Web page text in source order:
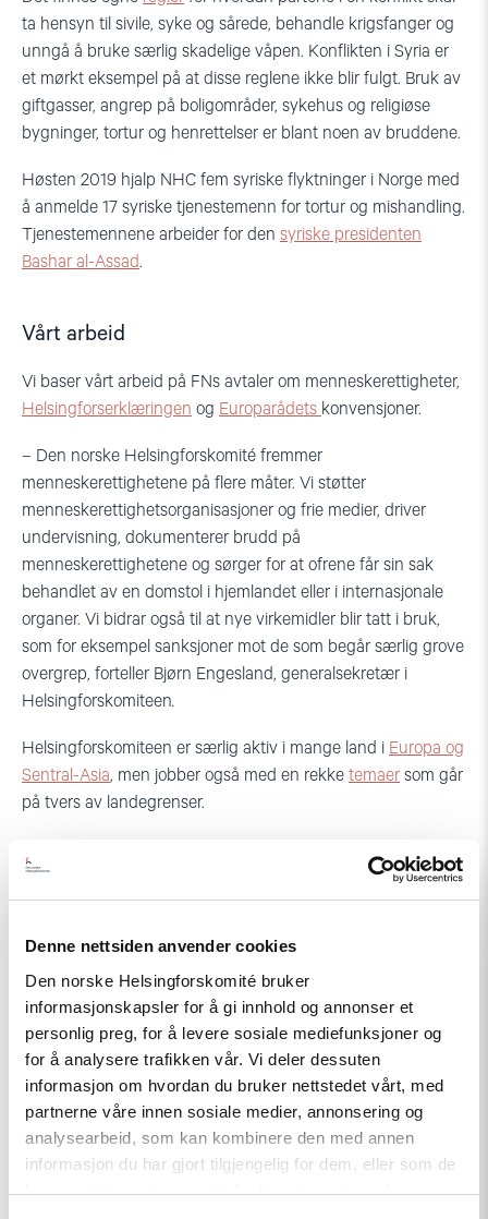
Denne nettsiden anvender cookies
Den norske Helsingforskomité bruker
informasjonskapsler for å gi innhold og annonser et
personlig preg, for å levere sosiale mediefunksjoner og
for å analysere trafikken vår. Vi deler dessuten
informasjon om hvordan du bruker nettstedet vårt, med
partnerne våre innen sosiale medier, annonsering og
analysearbeid, som kan kombinere den med annen
informasjon du har gjort tilgjengelig for dem, eller som de
har samlet inn gjennom din bruk av tjenestene deres.
ta hensyn til sivile, syke og sårede, behandle krigsfanger og
unngå å bruke særlig skadelige våpen. Konflikten i Syria er
et mørkt eksempel på at disse reglene ikke blir fulgt. Bruk av
giftgasser, angrep på boligområder, sykehus og religiøse
bygninger, tortur og henrettelser er blant noen av bruddene.
Høsten 2019 hjalp NHC fem syriske flyktninger i Norge med
å anmelde 17 syriske tjenestemenn for tortur og mishandling.
Tjenestemennene arbeider for den syriske presidenten
Bashar al-Assad.
Vårt arbeid
Vi baser vårt arbeid på FNs avtaler om menneskerettigheter,
Helsingforserklæringen og Europarådets konvensjoner.
– Den norske Helsingforskomité fremmer
menneskerettighetene på flere måter. Vi støtter
menneskerettighetsorganisasjoner og frie medier, driver
undervisning, dokumenterer brudd på
menneskerettighetene og sørger for at ofrene får sin sak
behandlet av en domstol i hjemlandet eller i internasjonale
organer. Vi bidrar også til at nye virkemidler blir tatt i bruk,
som for eksempel sanksjoner mot de som begår særlig grove
overgrep, forteller Bjørn Engesland, generalsekretær i
Helsingforskomiteen.
Helsingforskomiteen er særlig aktiv i mange land i Europa og
Sentral-Asia, men jobber også med en rekke temaer som går
på tvers av landegrenser.
Relatert
Read
article